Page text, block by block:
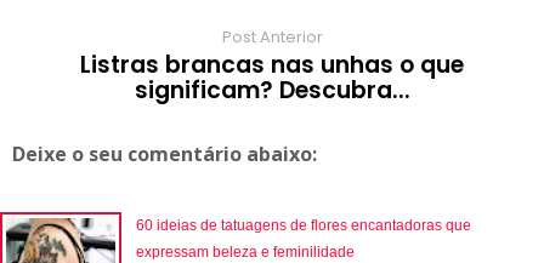
Post Anterior
Listras brancas nas unhas o que
significam? Descubra...
Deixe o seu comentário abaixo:
60 ideias de tatuagens de flores encantadoras que
expressam beleza e feminilidade